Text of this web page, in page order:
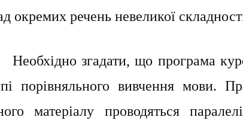
окремих речень невеликої
згадати, що програма курсу
порівняльного вивчення мови.
матеріалу проводяться